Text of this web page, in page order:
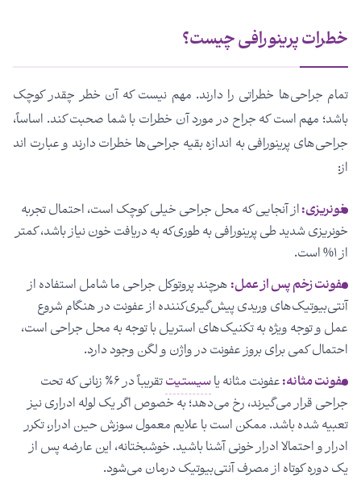
خطرات پرینورافی چیست؟
تمام جراحی‌ها خطراتی را دارند. مهم نیست که آن خطر چقدر کوچک
باشد؛ مهم است که جراح در مورد آن خطرات با شما صحبت کند. اساساً،
جراحی‌های پرینورافی به اندازه بقیه جراحی‌ها خطرات دارند و عبارت اند
از:
خونریزی:از آنجایی‌ که محل جراحی خیلی کوچک است، احتمال تجربه
خونریزی شدید طی پرینورافی به طوری‌که به دریافت خون نیاز باشد، کمتر
از ۱% است.
عفونت زخم پس از عمل:هرچند پروتوکل جراحی ما شامل استفاده از
آنتی‌بیوتیک‌های وریدی پیش‌گیری‌کننده از عفونت در هنگام شروع
عمل و توجه ویژه به تکنیک‌های استریل با توجه به محل جراحی است،
احتمال کمی برای بروز عفونت در واژن و لگن وجود دارد.
عفونت مثانه:عفونت مثانه یاسیستیت
تقریباً در ۶٪ زنانی که تحت
جراحی قرار می‌گیرند، رخ می‌دهد؛ به خصوص اگر یک لوله ادراری نیز
تعبیه شده باشد. ممکن است با علایم معمول سوزش حین ادرار، تکرر
ادرار و احتمالا ادرار خونی آشنا باشید. خوشبختانه، این عارضه پس از
یک دوره کوتاه از مصرف آنتی‌بیوتیک درمان می‌شود.